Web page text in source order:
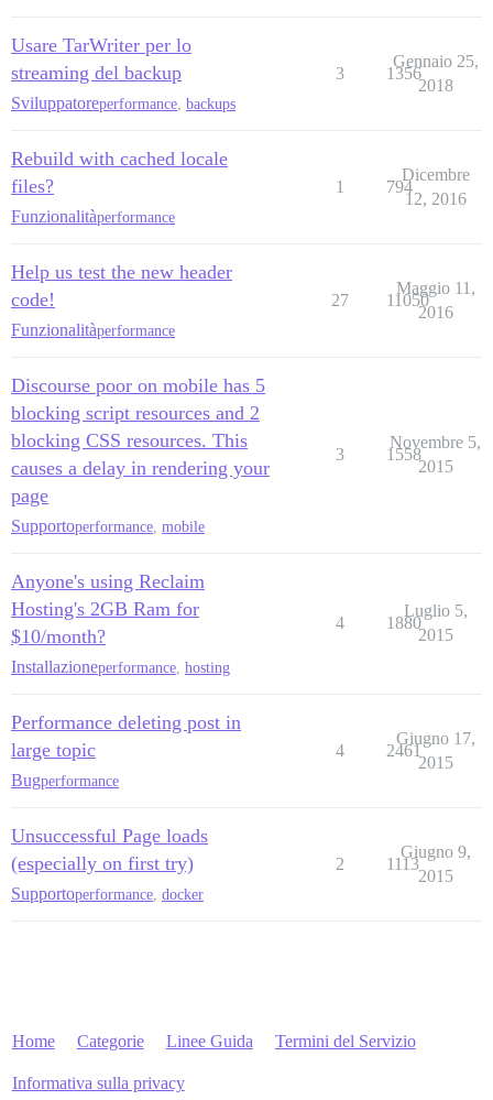
Usare TarWriter per lo
streaming del backup
Sviluppatoreperformance backups
3 1356
Gennaio 25,
2018
Rebuild with cached locale
files?
Funzionalitàperformance
1 794
Dicembre
12, 2016
Help us test the new header
code!
Funzionalitàperformance
27 11050
Maggio 11,
2016
Discourse poor on mobile has 5
blocking script resources and 2
blocking CSS resources. This
causes a delay in rendering your
page
Supportoperformance mobile
3 1558
Novembre 5,
2015
Anyone's using Reclaim
Hosting's 2GB Ram for
$10/month?
Installazioneperformance hosting
4 1880
Luglio 5,
2015
Performance deleting post in
large topic
Bugperformance
4 2461
Giugno 17,
2015
Unsuccessful Page loads
(especially on first try)
Supportoperformance docker
2 1113
Giugno 9,
2015
Home Categorie Linee Guida Termini del Servizio
Informativa sulla privacy